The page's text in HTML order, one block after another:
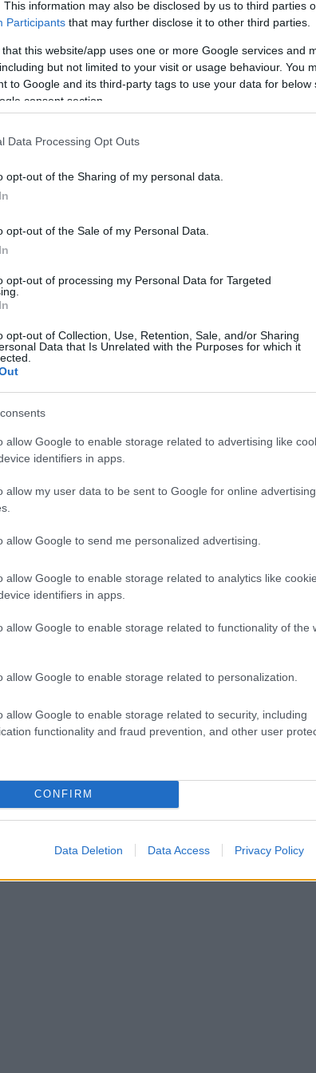
This information may also be disclosed by us to third parties
Participants that may further disclose it to other third parties.
that this website/app uses one or more Google services and
but not limited to your visit or usage behaviour. You
to Google and its third-party tags to use your data for below
consent section.
Data Processing Opt Outs
opt-out of the Sharing of my personal data.
opt-out of the Sale of my Personal Data.
opt-out of processing my Personal Data for Targeted
opt-out of Collection, Use, Retention, Sale, and/or Sharing
Data that Is Unrelated with the Purposes for which it
allow Google to enable storage related to advertising like
identifiers in apps.
allow my user data to be sent to Google for online advertising
allow Google to send me personalized advertising.
allow Google to enable storage related to analytics like
identifiers in apps.
allow Google to enable storage related to functionality of the
allow Google to enable storage related to personalization.
allow Google to enable storage related to security, including
functionality and fraud prevention, and other user
CONFIRM
Data Deletion Data Access Privacy Policy
városi közgyűlés elé vinni.
forintos lejárt tartozása van , amit rendezni
felelős alpolgármester azt mondta, hogy
állami kukaholding, ez okozza a Szomhull
eddig 800 millió forinttal finanszírozta a
tovább nőtt, mivel a testület megszavazta
tagi kölcsönt. Hogy ezt mikor tudja a
még egy áldozata. Ez pedig az a Puklér
hogy közös megegyezéssel szeretne
székét. A közgyűlés abban határozott,
addig kell kitölteni a felmondási idejét.
a kormány rezicsökkentéséből kiindult
hogy sokakkal kell majd felvételi